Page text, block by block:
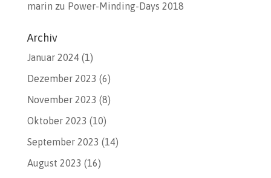
marin zu Power-Minding-Days 2018
Archiv
Januar 2024(1)
Dezember 2023 (6)
November 2023 (8)
Oktober 2023 (10)
September 2023 (14)
August 2023 (16)